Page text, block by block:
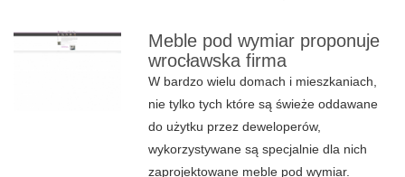
Meble pod wymiar proponuje
wrocławska firma
W bardzo wielu domach i mieszkaniach,
nie tylko tych które są świeże oddawane
do użytku przez deweloperów,
wykorzystywane są specjalnie dla nich
zaprojektowane meble pod wymiar.